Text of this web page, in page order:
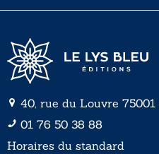
40, rue du Louvre 75001
01 76 50 38 88
Horaires du standard